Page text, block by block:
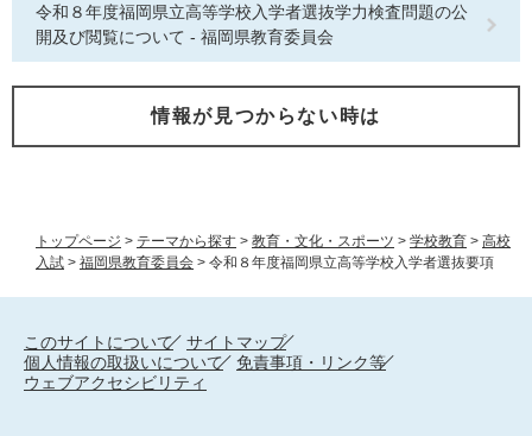
トップページ > テーマから探す > 教育・文化・スポーツ > 学校教育 > 高校
入試 > 福岡県教育委員会 > 令和８年度福岡県立高等学校入学者選抜要項
令和８年度福岡県立高等学校入学者選抜学力検査問題の公
開及び閲覧について - 福岡県教育委員会
情報が見つからない時は
このサイトについて
サイトマップ
個人情報の取扱いについて
免責事項・リンク等
ウェブアクセシビリティ